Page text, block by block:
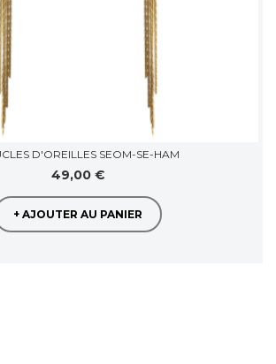
D'OREILLES SEOM-SE-HAM
49,00 €
+ AJOUTER AU PANIER